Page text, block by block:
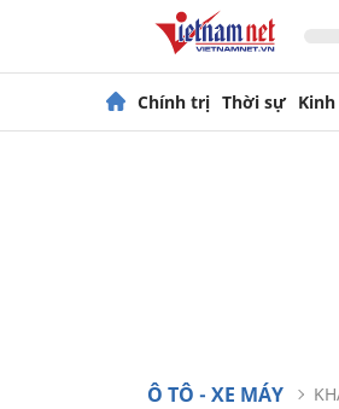
Chính trị Thời sự
Ô TÔ - XE MÁY